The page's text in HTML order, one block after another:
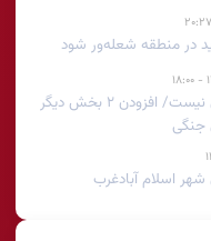
در منطقه شعله‌ور شود
عراق با بازگشایی خسروی موافق نیست/ افزودن ۲ بخش دیگر
جنگی
اسلام آبادغرب